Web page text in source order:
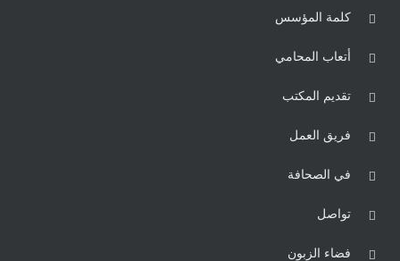
كلمة المؤسس
أتعاب المحامي
تقديم المكتب
فريق العمل
في الصحافة
تواصل
فضاء الزبون